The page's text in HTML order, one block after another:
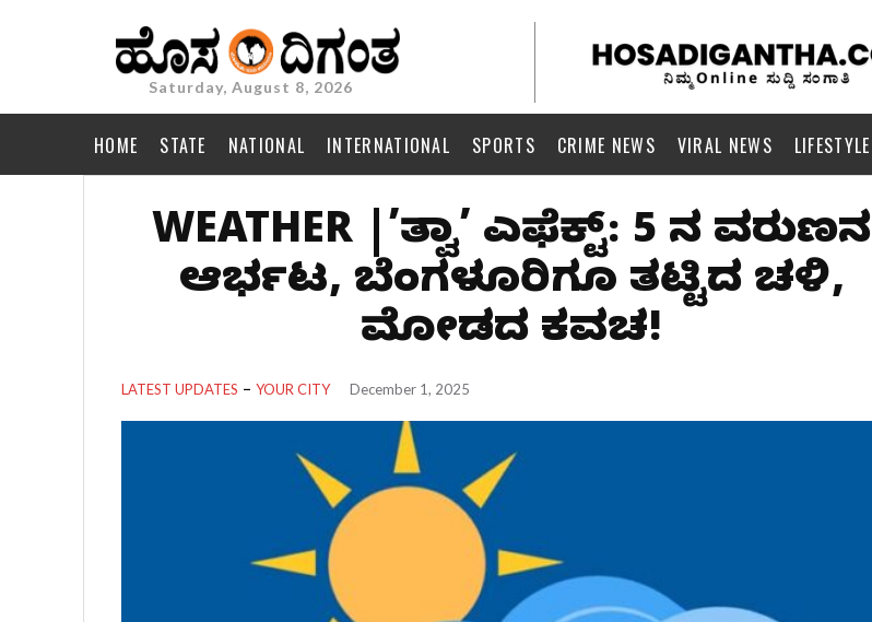
Saturday, August 8, 2026
HOME STATE NATIONAL INTERNATIONAL SPORTS CRIME NEWS VIRAL NEWS LIFESTYLE
WEATHER |’ದಿತ್ವಾ’ ಎಫೆಕ್ಟ್‌: 5 ದಿನ ವರುಣನ
ಆರ್ಭಟ, ಬೆಂಗಳೂರಿಗೂ ತಟ್ಟಿದ ಚಳಿ,
ಮೋಡದ ಕವಚ!
LATEST UPDATES YOUR CITY December 1, 2025